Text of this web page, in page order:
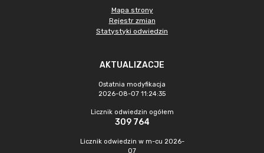
Mapa strony
Rejestr zmian
Statystyki odwiedzin
AKTUALIZACJE
Ostatnia modyfikacja
2026-08-07 11:24:35
Licznik odwiedzin ogółem
309 764
Licznik odwiedzin w m-cu 2026-
07